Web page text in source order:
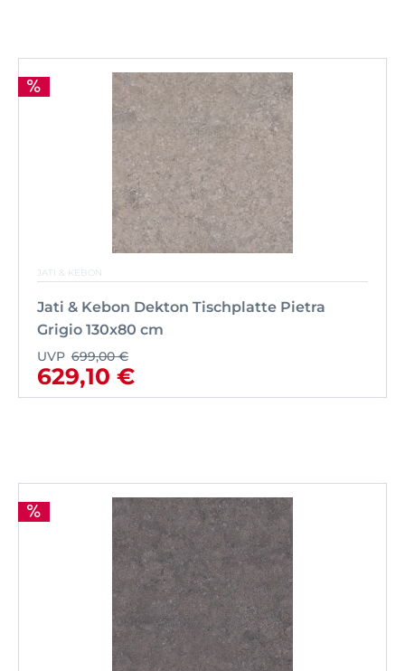
JATI & KEBON
Jati & Kebon Dekton Tischplatte Pietra
Grigio 130x80 cm
UVP 699,00 €
629,10 €